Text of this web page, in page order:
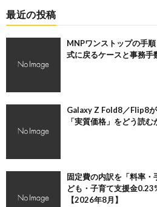
最近の投稿
MNPワンストップの手
式に戻るケースと事務手
Galaxy Z Fold8／Flip8
「実質価格」をどう読む
固定費の内訳を「料率
ども・子育て支援金
【2026年8月】